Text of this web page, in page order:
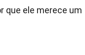
que ele merece um